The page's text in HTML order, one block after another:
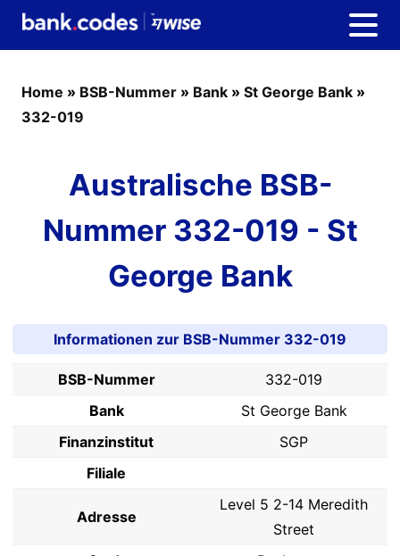
Home » BSB-Nummer » Bank » St George Bank »
332-019
Australische BSB-
Nummer 332-019 - St
George Bank
Informationen zur BSB-Nummer 332-019
BSB-Nummer
332-019
Bank
St George Bank
Finanzinstitut
SGP
Filiale
Adresse
Level 5 2-14 Meredith
Street